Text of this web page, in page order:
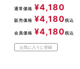
通常価格 ¥4,180
販売価格 ¥4,180税込
会員価格 ¥4,180税込
お気に入りに登録